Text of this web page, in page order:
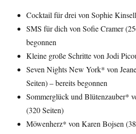
Cocktail für drei von Sophie
SMS für dich von Sofie Cramer
begonnen
Kleine große Schritte von Jodi
Seven Nights New York* von
Seiten) – bereits begonnen
Sommerglück und Blütenzauber*
(320 Seiten)
Möwenherz* von Karen Bojsen